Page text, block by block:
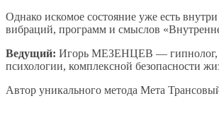
Однако искомое состояние уже есть
вибраций, программ и смыслов
Ведущий: Игорь МЕЗЕНЦЕВ — гипнолог,
психологии, комплексной безопасности
Автор уникального метода Мета